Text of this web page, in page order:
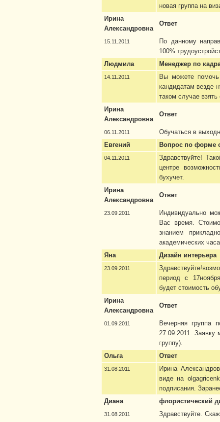
новая группа на
Ирина
Александровна
Ответ
15.11.2011
По данному
100%
Людмила
Менеджер по
14.11.2011
Вы можете помочь
кандидатам везде
таком случае
Ирина
Александровна
Ответ
06.11.2011
Обучаться в
Евгений
Вопрос по форме
04.11.2011
Здравствуйте!
центре
бухучет.
Ирина
Александровна
Ответ
23.09.2011
Индивидуально
Вас время.
знанием
академических
Яна
Дизайн интерьера
23.09.2011
период с
будет стоимость
Ирина
Александровна
Ответ
01.09.2011
Вечерняя группа
27.09.2011.
группу).
Ольга
Ответ
31.08.2011
Ирина
виде на
подписания.
Диана
флористический
31.08.2011
Здравствуйте.